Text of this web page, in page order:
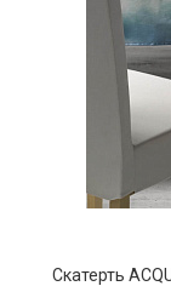
Скатерть